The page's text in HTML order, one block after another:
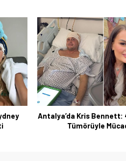
Antalya’da Kris Bennett:
Tümörüyle